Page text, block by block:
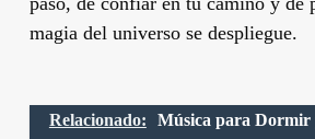
magia del universo se despliegue.
Relacionado:
Música para Dormir